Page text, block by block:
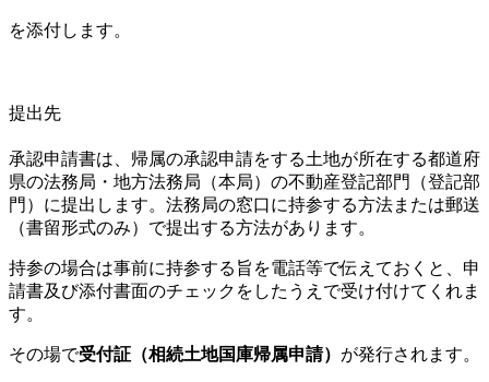
を添付します。
提出先
承認申請書は、帰属の承認申請をする土地が所在する都道府
県の法務局・地方法務局（本局）の不動産登記部門（登記部
門）に提出します。法務局の窓口に持参する方法または郵送
（書留形式のみ）で提出する方法があります。
持参の場合は事前に持参する旨を電話等で伝えておくと、申
請書及び添付書面のチェックをしたうえで受け付けてくれま
す。
その場で受付証（相続土地国庫帰属申請） が発行されます。